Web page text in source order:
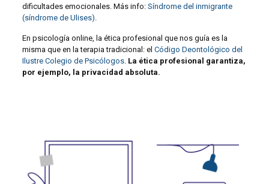
dificultades emocionales. Más info: Síndrome del inmigrante
(síndrome de Ulises).
En psicología online, la ética profesional que nos guía es la
misma que en la terapia tradicional: el Código Deontológico del
Ilustre Colegio de Psicólogos. La ética profesional garantiza,
por ejemplo, la privacidad absoluta.